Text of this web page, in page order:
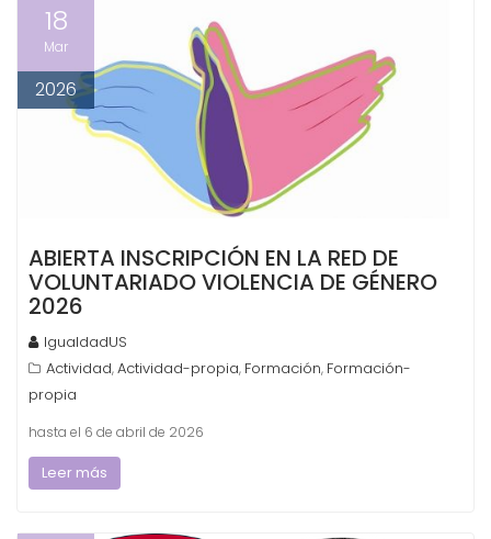
18
Mar
2026
ABIERTA INSCRIPCIÓN EN LA RED DE
VOLUNTARIADO VIOLENCIA DE GÉNERO
2026
IgualdadUS
Actividad,Actividad-propia, Formación, Formación-
propia
hasta el 6 de abril de 2026
Leer más